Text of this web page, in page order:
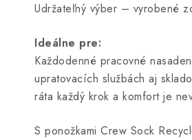
Udržateľný výber – vyrobené
Ideálne pre:
Každodenné pracovné
upratovacích službách aj
ráta každý krok a komfort je
S ponožkami Crew Sock